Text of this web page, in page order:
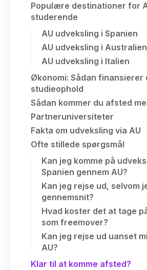
Populære destinationer for
studerende
AU udveksling i Spanien
AU udveksling i Australien
AU udveksling i Italien
Økonomi: Sådan finansierer
studieophold
Sådan kommer du afsted
Partneruniversiteter
Fakta om udveksling via AU
Ofte stillede spørgsmål
Kan jeg komme på
Spanien gennem AU?
Kan jeg rejse ud, selvom
gennemsnit?
Hvad koster det at tage
som freemover?
Kan jeg rejse ud uanset
AU?
Klar til at komme afsted?